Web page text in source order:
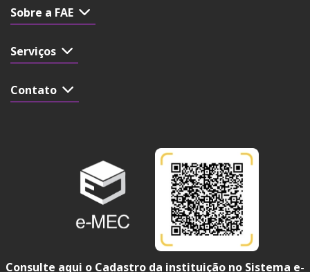
Sobre a FAE
Serviços
Contato
Consulte aqui o Cadastro da instituição no Sistema e-